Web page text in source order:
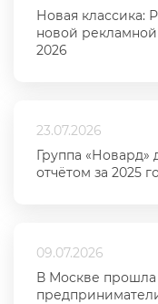
Новая классика:
новой
2026
23.07.2026
Группа
отчётом за 2025
09.07.2026
В Москве